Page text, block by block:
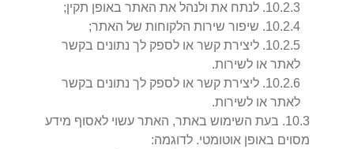
10.2.3
. לנתח את ולנהל את האתר באופן תקין;
10.2.4
. שיפור שירות הלקוחות של האתר;
10.2.5
. ליצירת קשר או לספק לך נתונים בקשר
לאתר או לשירות.
10.2.6
. ליצירת קשר או לספק לך נתונים בקשר
לאתר או לשירות.
10.3
. בעת השימוש באתר, האתר עשוי לאסוף מידע
מסוים באופן אוטומטי. לדוגמה: